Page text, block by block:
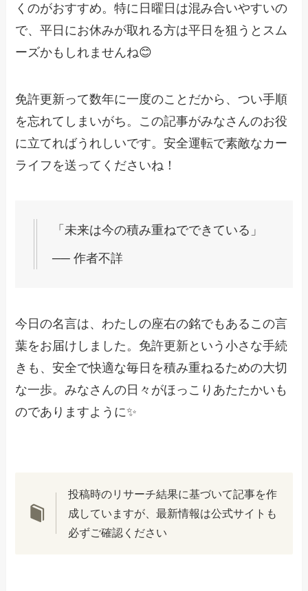
くのがおすすめ。特に日曜日は混み合いやすいの
で、平日にお休みが取れる方は平日を狙うとスム
ーズかもしれませんね😊
免許更新って数年に一度のことだから、つい手順
を忘れてしまいがち。この記事がみなさんのお役
に立てればうれしいです。安全運転で素敵なカー
ライフを送ってくださいね！
「未来は今の積み重ねでできている」
── 作者不詳
今日の名言は、わたしの座右の銘でもあるこの言
葉をお届けしました。免許更新という小さな手続
きも、安全で快適な毎日を積み重ねるための大切
な一歩。みなさんの日々がほっこりあたたかいも
のでありますように✨
投稿時のリサーチ結果に基づいて記事を作
成していますが、最新情報は公式サイトも
必ずご確認ください